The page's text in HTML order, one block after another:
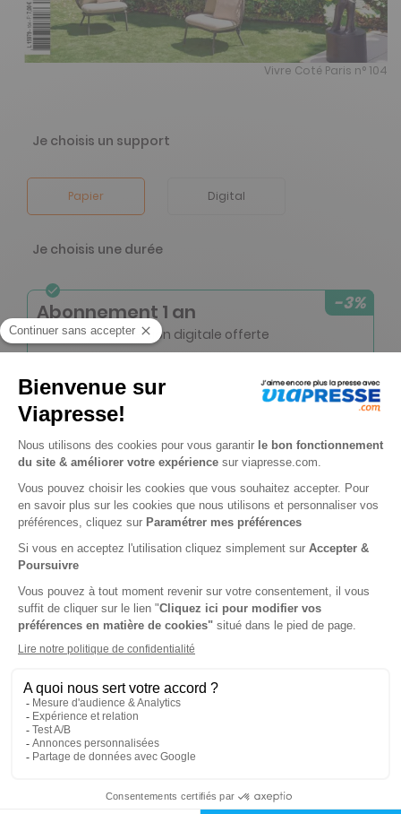
Vivre Coté Paris n° 104
Je choisis un support
Papier Digital
Je choisis une durée
-3%
Abonnement 1 an
6 n° • Papier + Version digitale offerte
38€
Tarif France métropolitaine
Renouvellement à date d’anniversaire
Abonnement 2 ans
12 n° • Papier + Version digitale offerte
53€00 Tarif Kiosque : 00
Tarif France métropolitaine
ℹ️Note :les codes promotionnels ne sont pas
NOUVEAU à tester absolument - Service